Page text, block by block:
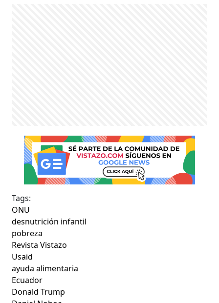
Tags:
ONU
desnutrición infantil
pobreza
Revista Vistazo
Usaid
ayuda alimentaria
Ecuador
Donald Trump